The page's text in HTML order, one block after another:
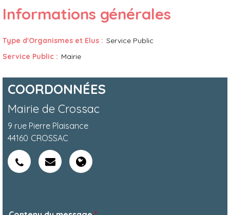
Informations générales
Type d'Organismes et Elus : Service Public
Service Public : Mairie
COORDONNÉES
Mairie de Crossac
9 rue Pierre Plaisance
44160 CROSSAC